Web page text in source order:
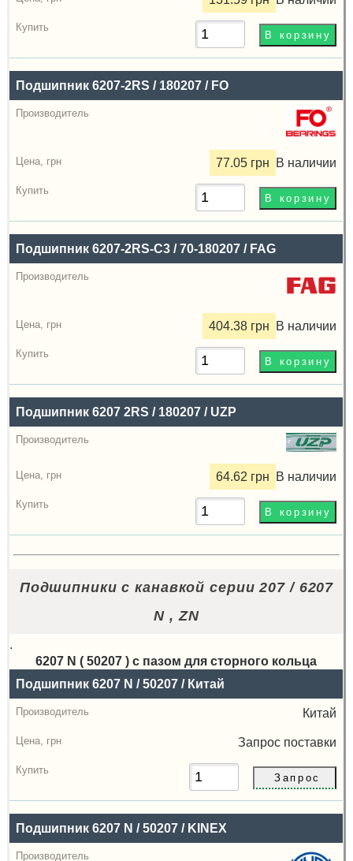
Подшипник 6207-2RS / 180207 / FO
77.05 грн В наличии
Подшипник 6207-2RS-C3 / 70-180207 / FAG
404.38 грн В наличии
Подшипник 6207 2RS / 180207 / UZP
64.62 грн В наличии
Подшипники с канавкой серии 207 / 6207
N , ZN
.
6207 N ( 50207 ) с пазом для сторного кольца
Назва
Производитель
Радиальный
грн
Купить
Подшипник 6207 N / 50207 / Китай
Китай
Запрос поставки
Подшипник 6207 N / 50207 / KINEX